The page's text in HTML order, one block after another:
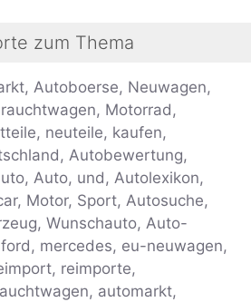
zum Thema
Autoboerse, Neuwagen,
Motorrad,
neuteile, kaufen,
Autobewertung,
Auto, und, Autolexikon,
Motor, Sport, Autosuche,
Wunschauto, Auto-
mercedes, eu-neuwagen,
reimporte,
automarkt,